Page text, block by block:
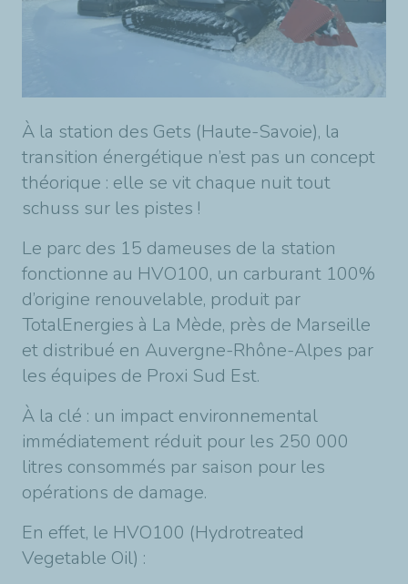
À la station des Gets (Haute-Savoie), la
transition énergétique n’est pas un concept
théorique : elle se vit chaque nuit tout
schuss sur les pistes !
Le parc des 15 dameuses de la station
fonctionne au HVO100, un carburant 100%
d’origine renouvelable, produit par
TotalEnergies à La Mède, près de Marseille
et distribué en Auvergne-Rhône-Alpes par
les équipes de Proxi Sud Est.
À la clé : un impact environnemental
immédiatement réduit pour les 250 000
litres consommés par saison pour les
opérations de damage.
En effet, le HVO100 (Hydrotreated
Vegetable Oil) :